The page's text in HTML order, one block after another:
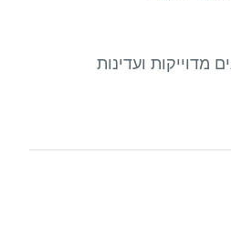
מדוייקות ועדינות